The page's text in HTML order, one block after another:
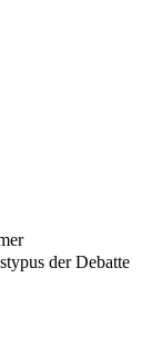
der Debatte